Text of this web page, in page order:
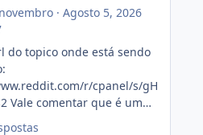
· Agosto 5, 2026
do topico onde está sendo
r/cpanel/s/gH
Vale comentar que é um